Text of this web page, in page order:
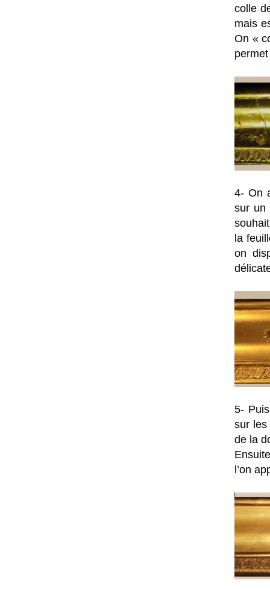
colle
mais
On «
permet
4- On
sur un
la
on
5-
sur les
de la
l’on